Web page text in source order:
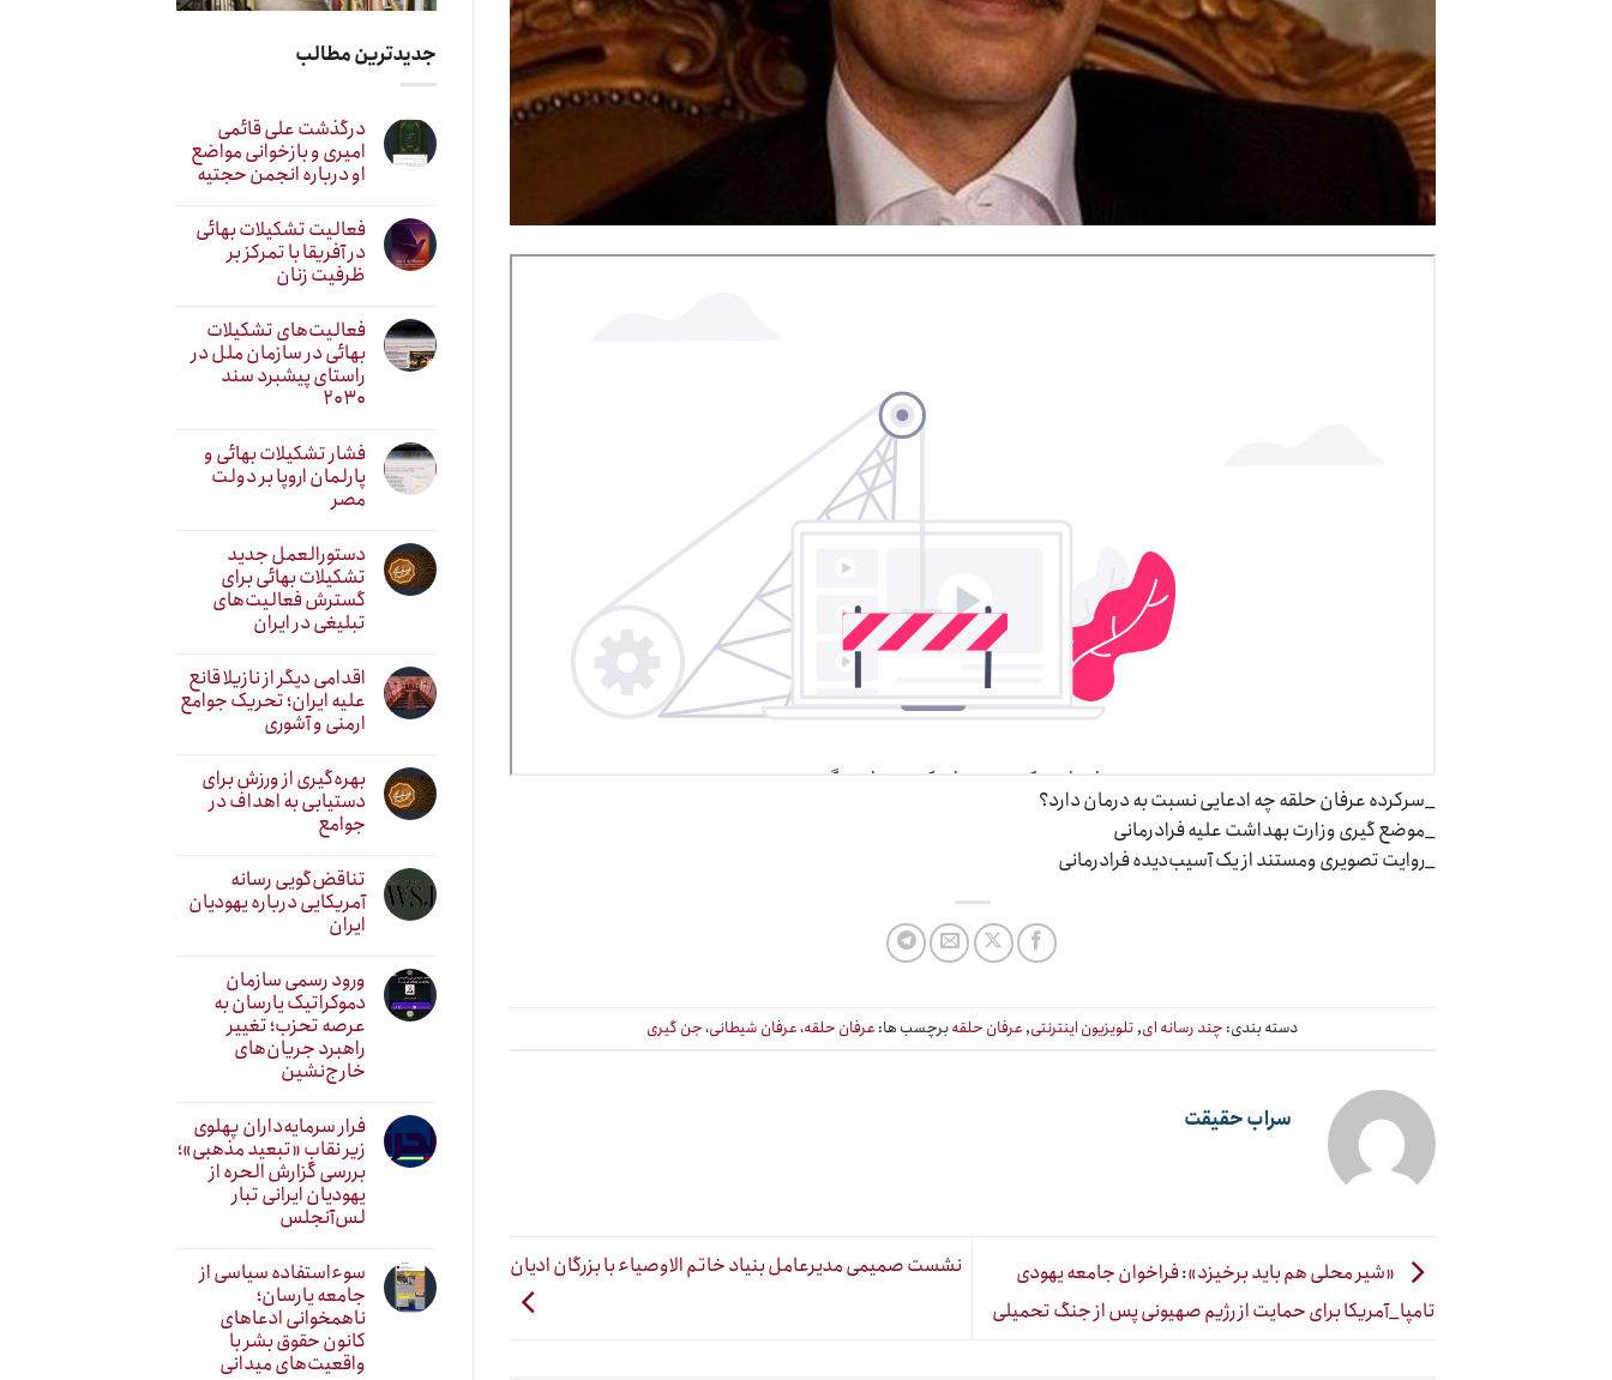
_سرکرده عرفان حلقه چه ادعایی نسبت به درمان دارد؟
_موضع گیری وزارت بهداشت علیه فرادرمانی
_روایت تصویری ومستند از یک آسیب‌دیده فرادرمانی
دسته بندی: چند رسانه ای,تلویزیون اینترنتی,عرفان حلقهبرچسب ها: عرفان حلقه، عرفان شیطانی، جن گیری
سراب حقیقت
«شیر محلی هم باید برخیزد»: فراخوان جامعه یهودی
تامپا_آمریکا برای حمایت از رژیم صهیونی پس از جنگ تحمیلی
نشست صمیمی مدیرعامل بنیاد خاتم الاوصیاء با بزرگان ادیان
جدیدترین مطالب
درگذشت علی قائمی
امیری و بازخوانی مواضع
او درباره انجمن حجتیه
فعالیت تشکیلات بهائی
در آفریقا با تمرکز بر
ظرفیت زنان
فعالیت‌های تشکیلات
بهائی در سازمان ملل در
راستای پیشبرد سند
۲۰۳۰
فشار تشکیلات بهائی و
پارلمان اروپا بر دولت
مصر
دستورالعمل جدید
تشکیلات بهائی برای
گسترش فعالیت‌های
تبلیغی در ایران
اقدامی دیگر از نازیلا قانع
علیه ایران؛ تحریک جوامع
ارمنی و آشوری
بهره‌گیری از ورزش برای
دستیابی به اهداف در
جوامع
تناقض‌گویی رسانه
آمریکایی درباره یهودیان
ایران
ورود رسمی سازمان
دموکراتیک یارسان به
عرصه تحزب؛ تغییر
راهبرد جریان‌های
خارج‌نشین
فرار سرمایه‌داران پهلوی
زیر نقابِ «تبعید مذهبی»؛
بررسی گزارش الحره از
یهودیان ایرانی تبار
لس‌آنجلس
سوءاستفاده سیاسی از
جامعه یارسان؛
ناهمخوانی ادعاهای
کانون حقوق بشر با
واقعیت‌های میدانی